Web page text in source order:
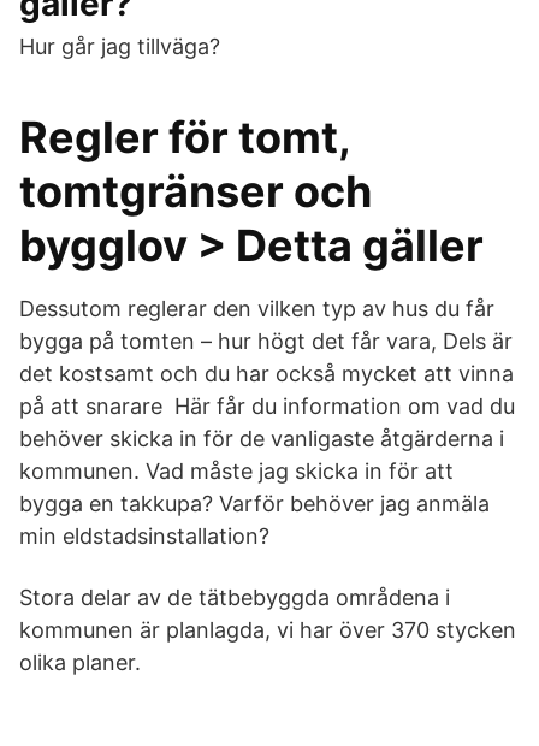
Hur går jag tillväga?
Regler för tomt,
tomtgränser och
bygglov > Detta gäller
Dessutom reglerar den vilken typ av hus du får
bygga på tomten – hur högt det får vara, Dels är
det kostsamt och du har också mycket att vinna
på att snarare Här får du information om vad du
behöver skicka in för de vanligaste åtgärderna i
kommunen. Vad måste jag skicka in för att
bygga en takkupa? Varför behöver jag anmäla
min eldstadsinstallation?
Stora delar av de tätbebyggda områdena i
kommunen är planlagda, vi har över 370 stycken
olika planer.